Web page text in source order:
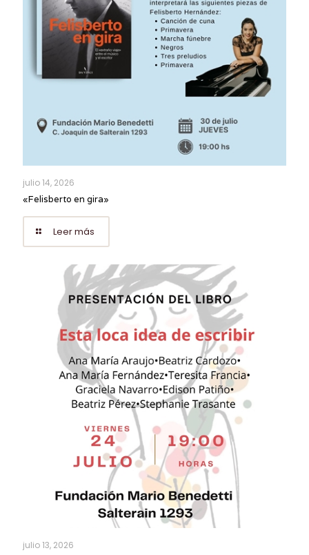
julio 14, 2026
«Felisberto en gira»
Leer más
julio 13, 2026